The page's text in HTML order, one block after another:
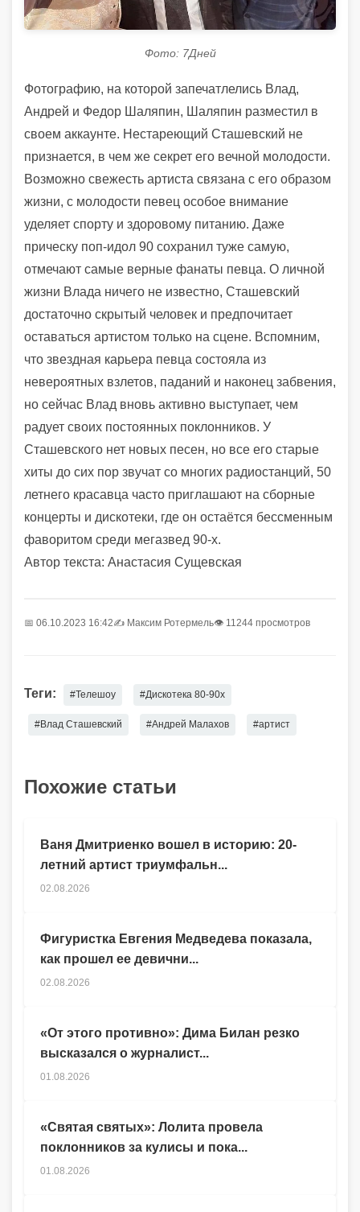
Фото: 7Дней
Фотографию, на которой запечатлелись Влад,
Андрей и Федор Шаляпин, Шаляпин разместил в
своем аккаунте. Нестареющий Сташевский не
признается, в чем же секрет его вечной молодости.
Возможно свежесть артиста связана с его образом
жизни, с молодости певец особое внимание
уделяет спорту и здоровому питанию. Даже
прическу поп-идол 90 сохранил туже самую,
отмечают самые верные фанаты певца. О личной
жизни Влада ничего не известно, Сташевский
достаточно скрытый человек и предпочитает
оставаться артистом только на сцене. Вспомним,
что звездная карьера певца состояла из
невероятных взлетов, паданий и наконец забвения,
но сейчас Влад вновь активно выступает, чем
радует своих постоянных поклонников. У
Сташевского нет новых песен, но все его старые
хиты до сих пор звучат со многих радиостанций, 50
летнего красавца часто приглашают на сборные
концерты и дискотеки, где он остаётся бессменным
фаворитом среди мегазвед 90-х.
Автор текста: Анастасия Сущевская
📅 06.10.2023 16:42✍️ Максим Ротермель👁 11244 просмотров
Теги: #Телешоу #Дискотека 80-90х
#Влад Сташевский #Андрей Малахов #артист
Похожие статьи
Ваня Дмитриенко вошел в историю: 20-
летний артист триумфальн...
02.08.2026
Фигуристка Евгения Медведева показала,
как прошел ее девични...
02.08.2026
«От этого противно»: Дима Билан резко
высказался о журналист...
01.08.2026
«Святая святых»: Лолита провела
поклонников за кулисы и пока...
01.08.2026